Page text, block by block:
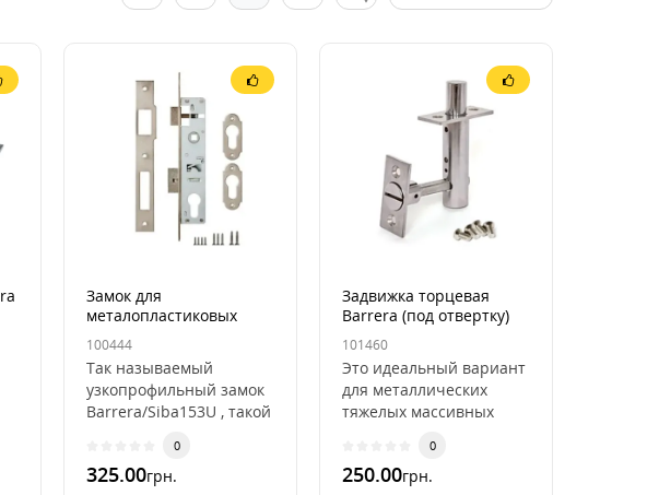
Замок для
металопластиковых
дверей
Barrera/Siba153U
100444
Так называемый
узкопрофильный замок
Barrera/Siba153U , такой
установки в калитку, он
легко устанавлив..
0
325.00грн.
Задвижка торцевая
Barrera (под отвертку)
101460
Это идеальный вариант
для металлических
тяжелых массивных
следующих цветах :
Бронза и Хром Простая
0
250.00грн.